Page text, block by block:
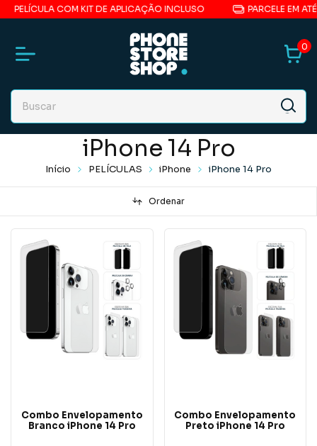
COM KIT DE APLICAÇÃO INCLUSO PARCELE EM ATÉ
0
iPhone 14 Pro
Início PELÍCULAS iPhone iPhone 14 Pro
Ordenar
Combo Envelopamento
Branco iPhone 14 Pro
Combo Envelopamento
Preto iPhone 14 Pro